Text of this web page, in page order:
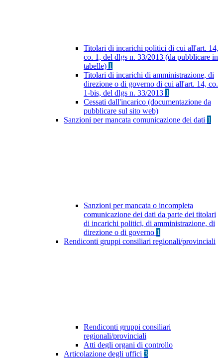
Titolari di incarichi politici di cui all'art. 14,
co. 1, del dlgs n. 33/2013 (da pubblicare in
tabelle) 1
Titolari di incarichi di amministrazione, di
direzione o di governo di cui all'art. 14, co.
1-bis, del dlgs n. 33/2013 1
Cessati dall'incarico (documentazione da
pubblicare sul sito web)
Sanzioni per mancata comunicazione dei dati 1
Sanzioni per mancata o incompleta
comunicazione dei dati da parte dei titolari
di incarichi politici, di amministrazione, di
direzione o di governo 1
Rendiconti gruppi consiliari regionali/provinciali
Rendiconti gruppi consiliari
regionali/provinciali
Atti degli organi di controllo
Articolazione degli uffici 3